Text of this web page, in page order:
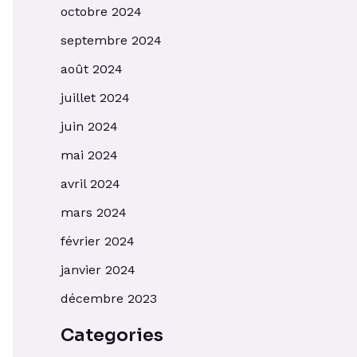
octobre 2024
septembre 2024
août 2024
juillet 2024
juin 2024
mai 2024
avril 2024
mars 2024
février 2024
janvier 2024
décembre 2023
Categories